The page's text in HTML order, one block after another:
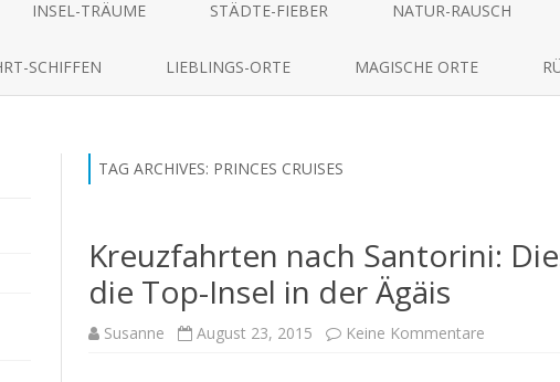
to
INSEL-TRÄUME STÄDTE-FIEBER NATUR-RAUSCH
SCHIFFEN LIEBLINGS-ORTE MAGISCHE ORTE
TAG ARCHIVES: PRINCES CRUISES
Kreuzfahrten nach Santorini:
die Top-Insel in der Ägäis
Susanne August 23, 2015 Keine Kommentare